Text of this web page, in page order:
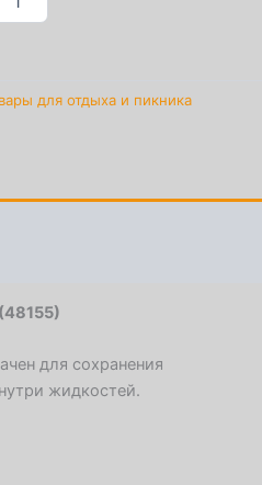
для отдыха и пикника
для сохранения
жидкостей.